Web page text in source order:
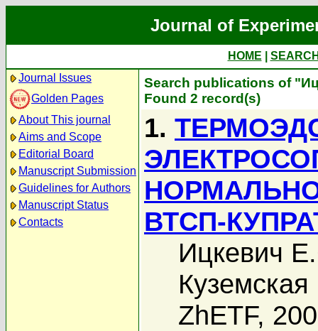
Journal of
HOME
Journal Issues
Golden Pages
About This journal
Aims and Scope
Editorial Board
Manuscript Submission
Guidelines for Authors
Manuscript Status
Contacts
Search publications of
Found 2 record(s)
1.
ВТСП-
Ицкевич
ZhETF,